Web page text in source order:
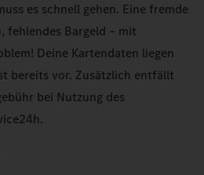
es schnell gehen. Eine fremde
fehlendes Bargeld – mit
Deine Kartendaten liegen
bereits vor. Zusätzlich entfällt
bei Nutzung des